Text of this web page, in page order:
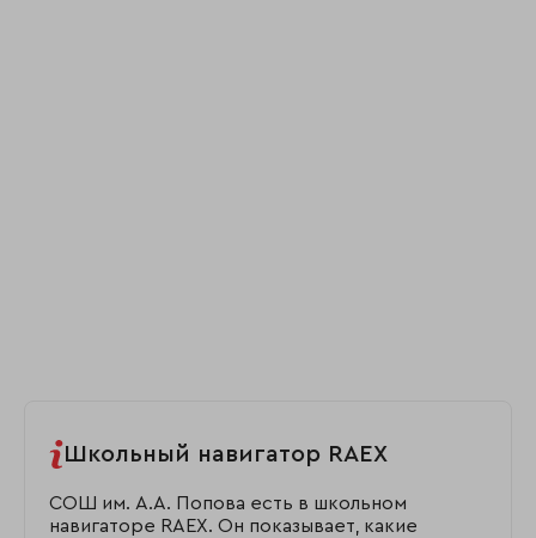
Школьный навигатор RAEX
СОШ им. А.А. Попова есть в школьном
навигаторе RAEX. Он показывает, какие